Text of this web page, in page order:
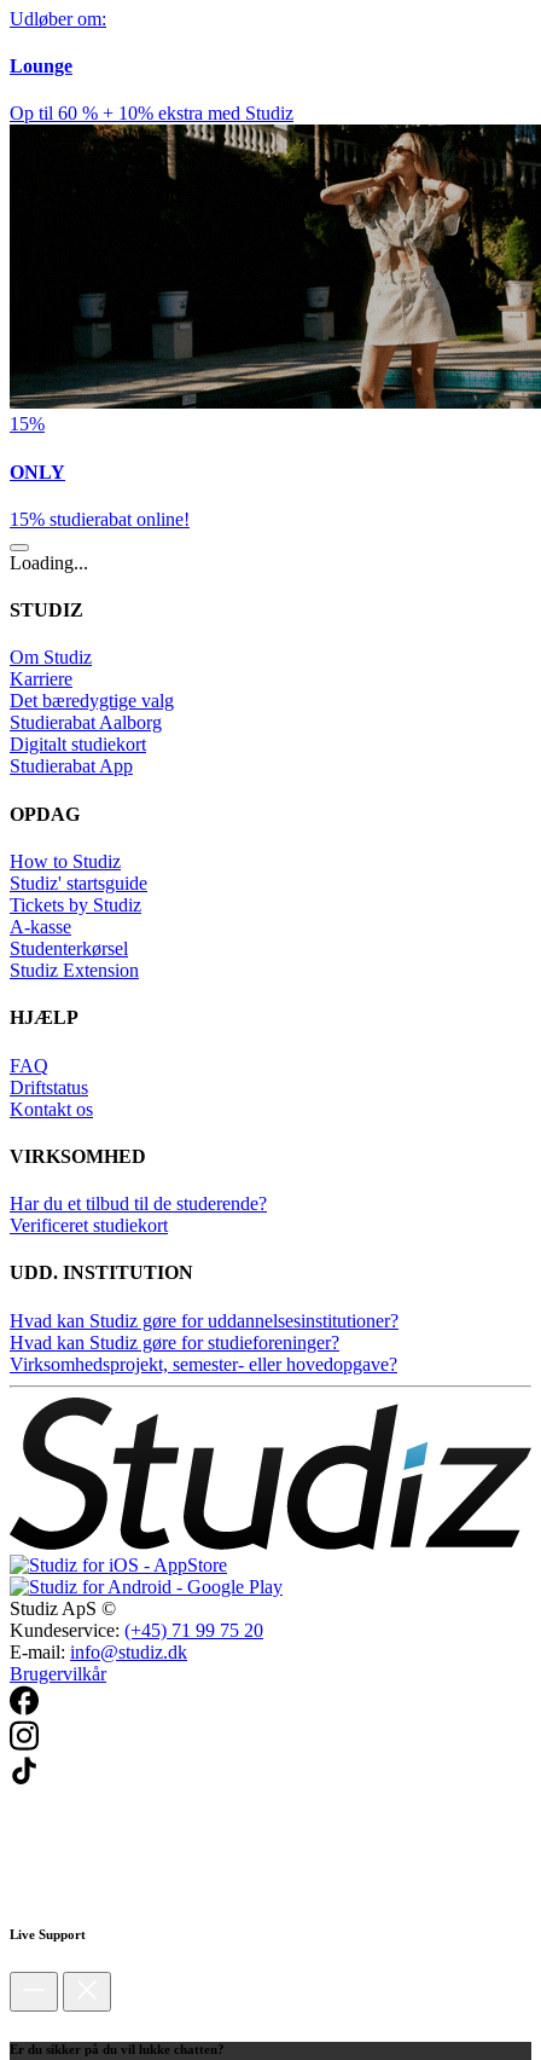
Udløber om:
Lounge
Op til 60 % + 10% ekstra med Studiz
15%
ONLY
15% studierabat online!
Loading...
STUDIZ
Om Studiz
Karriere
Det bæredygtige valg
Studierabat Aalborg
Digitalt studiekort
Studierabat App
OPDAG
How to Studiz
Studiz' startsguide
Tickets by Studiz
A-kasse
Studenterkørsel
Studiz Extension
HJÆLP
FAQ
Driftstatus
Kontakt os
VIRKSOMHED
Har du et tilbud til de studerende?
Verificeret studiekort
UDD. INSTITUTION
Hvad kan Studiz gøre for uddannelsesinstitutioner?
Hvad kan Studiz gøre for studieforeninger?
Virksomhedsprojekt, semester- eller hovedopgave?
Studiz ApS ©
Kundeservice: (+45) 71 99 75 20
E-mail: info@studiz.dk
Brugervilkår
Live Support
Er du sikker på du vil lukke chatten?